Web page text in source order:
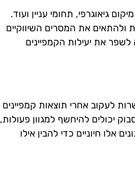
גיאוגרפי, תחומי עניין ועוד.
את המסרים השיווקיים
את יעילות הקמפיינים
לעקוב אחרי תוצאות קמפיינים
יכולים להיחשף למגוון פעולות,
אלו חיוניים כדי להבין אילו